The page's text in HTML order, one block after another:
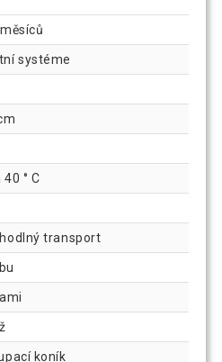
systéme
° C
transport
koník